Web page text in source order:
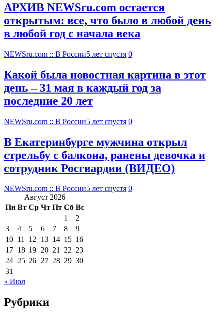
АРХИВ NEWSru.com остается
открытым: все, что было в любой день
в любой год с начала века
NEWSru.com :: В России5 лет спустя 0
Какой была новостная картина в этот
день – 31 мая в каждый год за
последние 20 лет
NEWSru.com :: В России5 лет спустя 0
В Екатеринбурге мужчина открыл
стрельбу с балкона, ранены девочка и
сотрудник Росгвардии (ВИДЕО)
NEWSru.com :: В России5 лет спустя 0
Август 2026
Пн Вт Ср Чт Пт Сб Вс
1
2
3
4 5 6 7 8
9
10 11 12 13 14 15 16
17 18 19 20 21 22 23
24 25 26 27 28 29 30
31
« Июл
Рубрики